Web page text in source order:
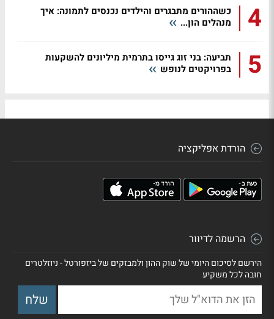
4
כשההורים מתבגרים והילדים נכנסים לתמונה: איך
מנהלים הון...
5
תביעה: בני זוג גייסו בתרמית מיליונים להשקעות
בפרויקטים לנופש
הורדת אפליקציה
הרשמה לדיוור
הירשם לסיכום היומי של שוק ההון ולמבזקים של ביזפורטל - ניוזלטרים
חובה לכל משקיע